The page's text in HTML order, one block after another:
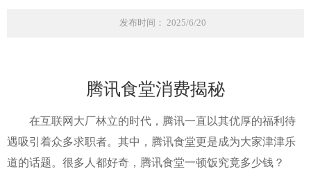
发布时间： 2025/6/20
腾讯食堂消费揭秘
在互联网大厂林立的时代，腾讯一直以其优厚的福利待
遇吸引着众多求职者。其中，腾讯食堂更是成为大家津津乐
道的话题。很多人都好奇，腾讯食堂一顿饭究竟多少钱？